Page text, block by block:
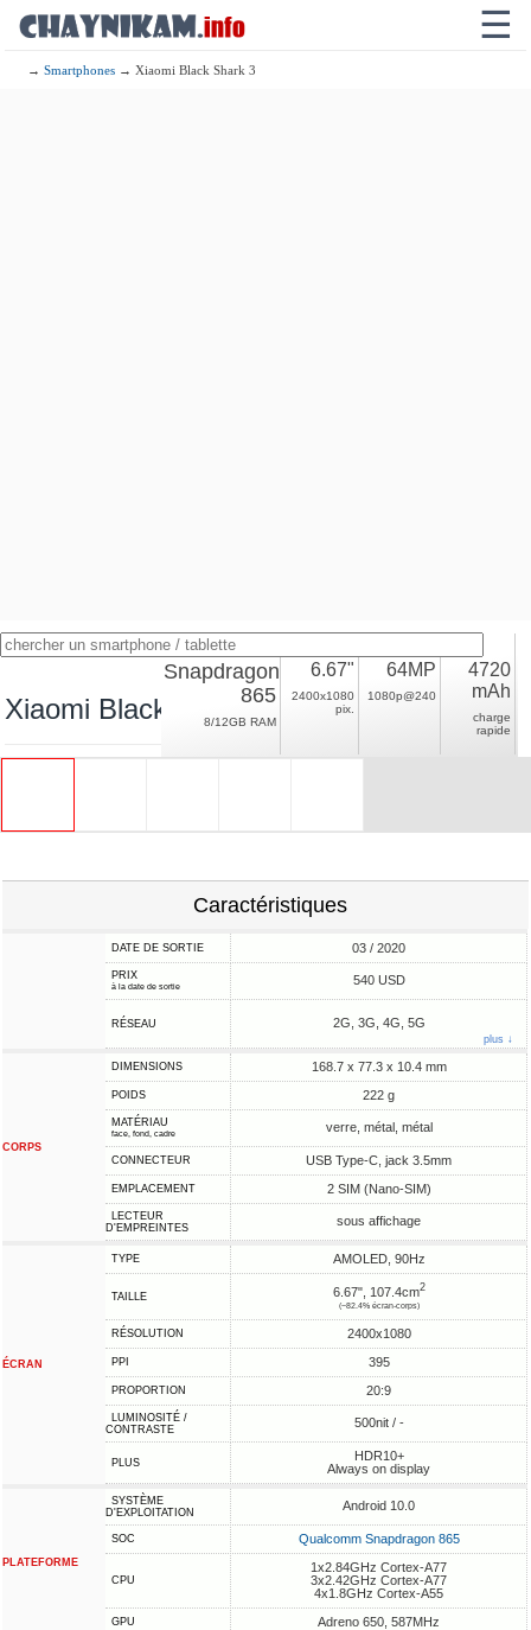
☰
→Smartphones → Xiaomi Black Shark 3
Xiaomi Black Shark 3
Snapdragon
865
8/12GB RAM
6.67"
2400x1080
pix.
64MP
1080p@240
4720
mAh
charge
rapide
Caractéristiques
DATE DE SORTIE 03 / 2020
PRIX
à la date de sortie 540 USD
RÉSEAU 2G, 3G, 4G, 5G
plus ↓
CORPS
DIMENSIONS 168.7 x 77.3 x 10.4 mm
POIDS 222 g
MATÉRIAU
face, fond, cadre verre, métal, métal
CONNECTEUR USB Type-C, jack 3.5mm
EMPLACEMENT 2 SIM (Nano-SIM)
LECTEUR
D'EMPREINTES
sous affichage
ÉCRAN
TYPE AMOLED, 90Hz
TAILLE 6.67", 107.4cm2
(~82.4% écran-corps)
RÉSOLUTION 2400x1080
PPI 395
PROPORTION 20:9
LUMINOSITÉ /
CONTRASTE
500nit / -
PLUS
HDR10+
Always on display
PLATEFORME
SYSTÈME
D'EXPLOITATION
Android 10.0
SOC Qualcomm Snapdragon 865
CPU
1x2.84GHz Cortex-A77
3x2.42GHz Cortex-A77
4x1.8GHz Cortex-A55
GPU Adreno 650, 587MHz